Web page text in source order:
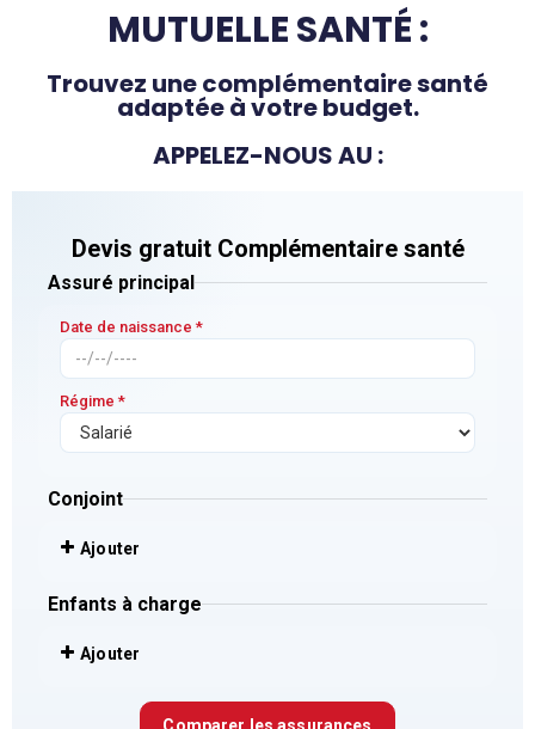
MUTUELLE SANTÉ :
Trouvez une complémentaire santé
adaptée à votre budget.
APPELEZ-NOUS AU :​​​